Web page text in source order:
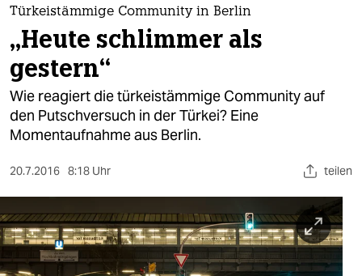
themen
politik
öko
gesellschaft
sport
berlin
nord
Türkeistämmige Community in Berlin
„Heute schlimmer als
gestern“
Wie reagiert die türkeistämmige Community auf
den Putschversuch in der Türkei? Eine
Momentaufnahme aus Berlin.
20.7.2016 8:18 Uhr teilen